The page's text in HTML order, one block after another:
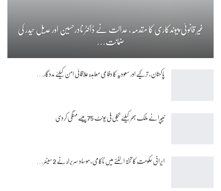
غیر قانونی پیوندکاری کا مقدمہ، عدالت نے ڈاکٹر نادرحسین اور عدیل حیدر کی
ضمانت…
پاکستان، ترکیے اور سعودیہ کا دفاعی معاہدہ علاقائی امن کیلئے مددگار…
نیپرا نے ملک بھر کیلئے بجلی فی یونٹ 75 پیسے مہنگی کردی
ایرانی حکومت کا تختہ الٹنے میں ناکامی، موساد سربراہ نے 2 سینئر…